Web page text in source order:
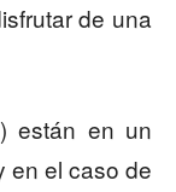
de una
están en un
en el caso de